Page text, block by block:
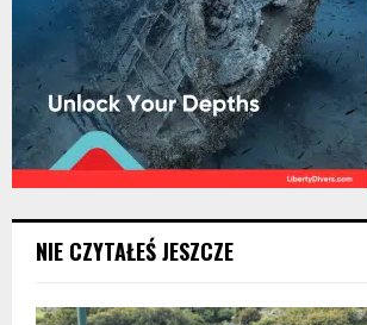
NIE CZYTAŁEŚ JESZCZE